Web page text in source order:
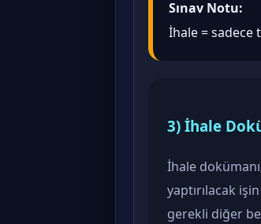
Sınav Notu:
İhale = sadece
3) İhale
İhale
yaptırılacak
gerekli diğer